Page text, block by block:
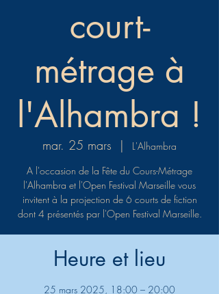
court-
métrage à
l'Alhambra !
mar. 25 mars
  |
L'Alhambra
A l'occasion de la Fête du Cours-Métrage
l'Alhambra et l'Open Festival Marseille vous
invitent à la projection de 6 courts de fiction
dont 4 présentés par l'Open Festival Marseille.
Heure et lieu
25 mars 2025, 18:00 – 20:00